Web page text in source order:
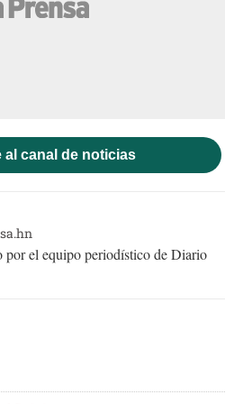
al canal de noticias
el equipo periodístico de Diario